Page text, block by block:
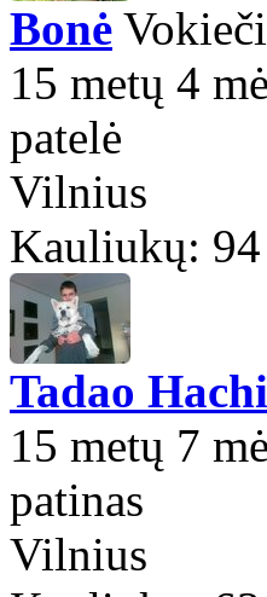
Bonė
15 metų 4
patelė
Vilnius
Kauliukų: 94
Tadao
15 metų 7
patinas
Vilnius